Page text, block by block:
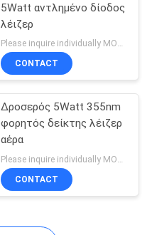
5Watt αντλημένο δίοδος
λέιζερ
Please inquire individually MOQ:1
CONTACT
Δροσερός 5Watt 355nm
φορητός δείκτης λέιζερ
αέρα
Please inquire individually MOQ:1
CONTACT